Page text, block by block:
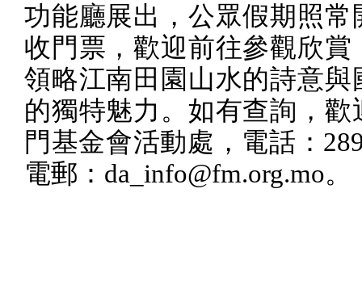
功能廳展出，公眾假期照常
收門票，歡迎前往參觀欣賞
領略江南田園山水的詩意與
的獨特魅力。如有查詢，歡
門基金會活動處，電話：
電郵： da_info@fm.org.mo。